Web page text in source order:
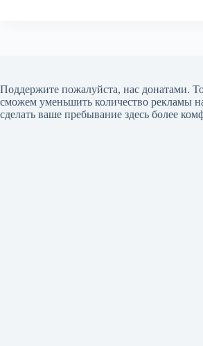
Поддержите пожалуйста, нас донатами.
сможем уменьшить количество рекламы
сделать ваше пребывание здесь более